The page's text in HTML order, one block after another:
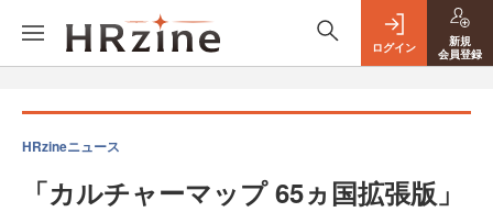
ログイン
新規
会員登録
HRzineニュース
「カルチャーマップ 65ヵ国拡張版」